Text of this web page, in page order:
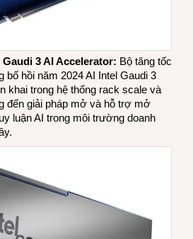
3 AI Accelerator: Bộ tăng tốc
bố hồi năm 2024AI Intel Gaudi 3
khai trong hệ thống rack scale và
đến giải pháp mở và hỗ trợ mở
luận AI trong môi trường doanh